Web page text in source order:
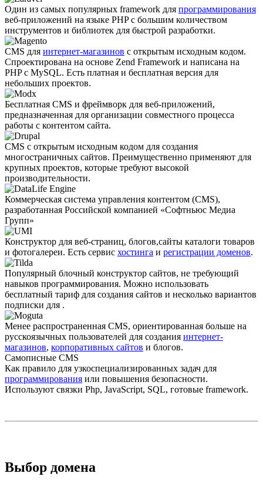
Один из самых популярных framework для программирования
веб-приложений на языке PHP с большим количеством
инструментов и библиотек для быстрой разработки.
CMS для интернет-магазинов с открытым исходным кодом.
Спроектирована на основе Zend Framework и написана на
PHP с MySQL. Есть платная и бесплатная версия для
небольших проектов.
Бесплатная CMS и фреймворк для веб-приложений,
предназначенная для организации совместного процесса
работы с контентом сайта.
CMS с открытым исходным кодом для создания
многостраничных сайтов. Преимущественно применяют для
крупных проектов, которые требуют высокой
производительности.
Коммерческая система управления контентом (CMS),
разработанная Российской компанией «Софтньюс Медиа
Групп»
Конструктор для веб-страниц, блогов,сайты каталоги товаров
и фотогалереи. Есть сервис хостинга и регистрации доменов.
Популярный блочный конструктор сайтов, не требующий
навыков программирования. Можно использовать
бесплатный тариф для создания сайтов и несколько вариантов
подписки для .
Менее распро­страненная CMS, ориентированная больше на
русскоязычных пользователей для создания интернет-
магазинов, корпоративных сайтов и блогов.
Самописные CMS
Как правило для узкоспециали­зированных задач для
программирования или повышения безопасности.
Используют связки Php, JavaScript, SQL, готовые framework.
Выбор домена